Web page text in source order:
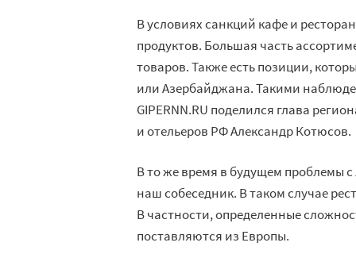
В условиях санкций кафе и
продуктов. Большая часть
товаров. Также есть позиции,
или Азербайджана. Такими
GIPERNN.RU поделился глава
и отельеров РФ Александр Котюсов.
В то же время в будущем проблемы
наш собеседник. В таком случае
В частности, определенные
поставляются из Европы.